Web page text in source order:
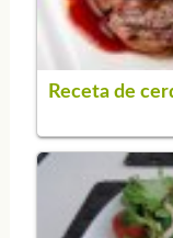
Receta de